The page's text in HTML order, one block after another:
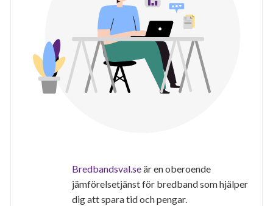
Bredbandsval.seär en oberoende
jämförelsetjänst för bredband som hjälper
dig att spara tid och pengar.